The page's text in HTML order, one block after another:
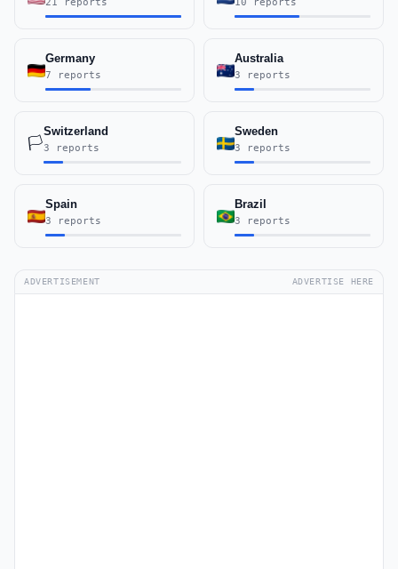
21 reports 10 reports
Germany
7 reports
Australia
3 reports
🏳️
Switzerland
3 reports
Sweden
3 reports
Spain
3 reports
Brazil
3 reports
ADVERTISEMENT ADVERTISE HERE